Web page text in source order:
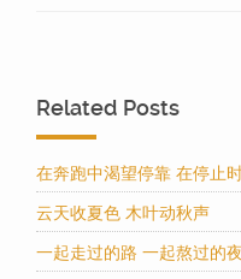
Related Posts
在奔跑中渴望停靠 在停止
云天收夏色 木叶动秋声
一起走过的路 一起熬过的夜